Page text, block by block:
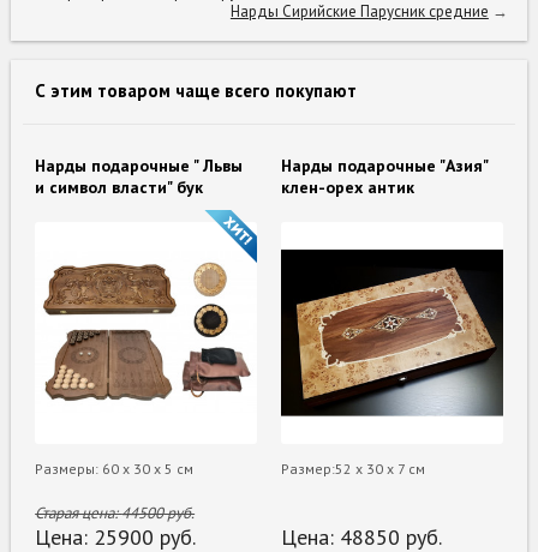
Нарды Сирийские Парусник средние →
С этим товаром чаще всего покупают
Нарды подарочные " Львы
и символ власти" бук
Размеры: 60 х 30 х 5 см
Старая цена:44500руб.
Цена: 25900 руб.
Нарды подарочные "Азия"
клен-орех антик
Размер:52 х 30 х 7 см
Цена: 48850 руб.